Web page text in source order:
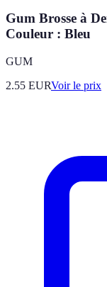
Gum Brosse à
Couleur : Bleu
GUM
2.55 EURVoir le prix